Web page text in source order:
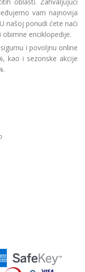
vam najnovija
našoj ponudi ćete naći
enciklopedije.
i povoljnu online
kao i sezonske akcije